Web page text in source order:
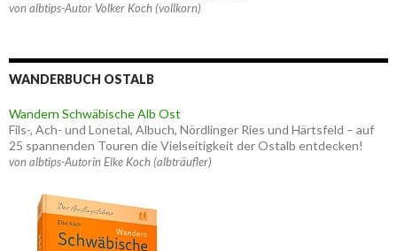
von albtips-Autor Volker Koch (vollkorn)
WANDERBUCH OSTALB
Wandern Schwäbische Alb Ost
Fils-, Ach- und Lonetal, Albuch, Nördlinger Ries und Härtsfeld – auf
25 spannenden Touren die Vielseitigkeit der Ostalb entdecken!
von albtips-Autorin Elke Koch (albträufler)